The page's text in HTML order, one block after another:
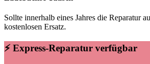
Sollte innerhalb eines Jahres die Reparatur
kostenlosen Ersatz.
⚡ Express-Reparatur verfügbar